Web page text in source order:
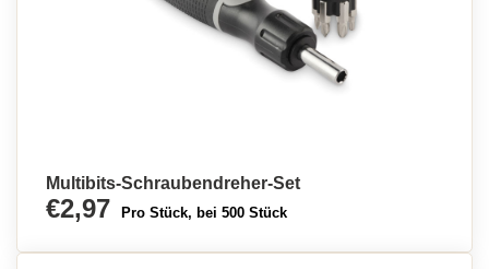
Multibits-Schraubendreher-Set
€2,97 Pro Stück, bei 500 Stück